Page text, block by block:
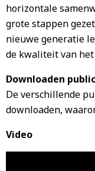
horizontale
grote stappen
nieuwe generatie
de kwaliteit van
Downloaden
De verschillende
downloaden,
Video